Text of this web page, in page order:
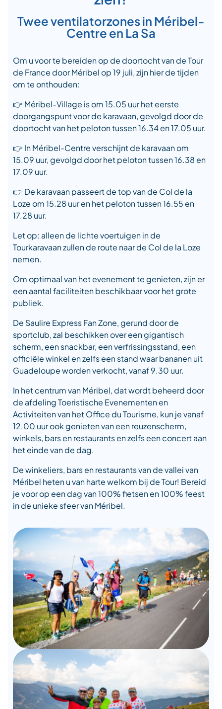
Twee ventilatorzones in Méribel-
Centre en La Sa
Om u voor te bereiden op de doortocht van de Tour
de France door Méribel op 19 juli, zijn hier de tijden
om te onthouden:
👉 Méribel-Village is om 15.05 uur het eerste
doorgangspunt voor de karavaan, gevolgd door de
doortocht van het peloton tussen 16.34 en 17.05 uur.
👉 In Méribel-Centre verschijnt de karavaan om
15.09 uur, gevolgd door het peloton tussen 16.38 en
17.09 uur.
👉 De karavaan passeert de top van de Col de la
Loze om 15.28 uur en het peloton tussen 16.55 en
17.28 uur.
Let op: alleen de lichte voertuigen in de
Tourkaravaan zullen de route naar de Col de la Loze
nemen.
Om optimaal van het evenement te genieten, zijn er
een aantal faciliteiten beschikbaar voor het grote
publiek.
De Saulire Express Fan Zone, gerund door de
sportclub, zal beschikken over een gigantisch
scherm, een snackbar, een verfrissingsstand, een
officiële winkel en zelfs een stand waar bananen uit
Guadeloupe worden verkocht, vanaf 9.30 uur.
In het centrum van Méribel, dat wordt beheerd door
de afdeling Toeristische Evenementen en
Activiteiten van het Office du Tourisme, kun je vanaf
12.00 uur ook genieten van een reuzenscherm,
winkels, bars en restaurants en zelfs een concert aan
het einde van de dag.
De winkeliers, bars en restaurants van de vallei van
Méribel heten u van harte welkom bij de Tour! Bereid
je voor op een dag van 100% fietsen en 100% feest
in de unieke sfeer van Méribel.